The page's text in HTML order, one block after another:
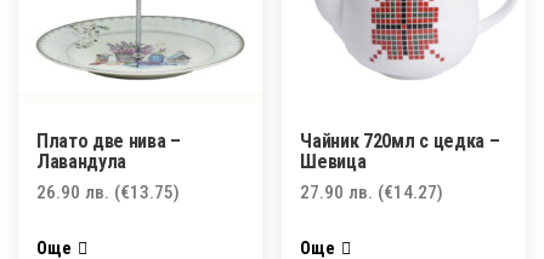
Плато две нива –
Лавандулa
26.90 лв. (€13.75)
Още
Чайник 720мл с цедка –
Шевица
27.90лв. (€14.27)
Още